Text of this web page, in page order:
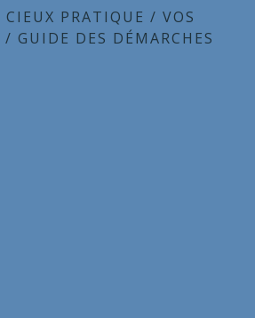
CIEUX PRATIQUE / VOS
/ GUIDE DES DÉMARCHES